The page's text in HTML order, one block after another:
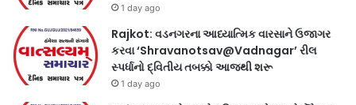
1 day ago
Rajkot: વડનગરના આધ્યાત્મિક વારસાને ઉજાગર
કરવા ‘Shravanotsav@Vadnagar’ રીલ
સ્પર્ધાનો દ્વિતીય તબક્કો આજથી શરૂ
1 day ago